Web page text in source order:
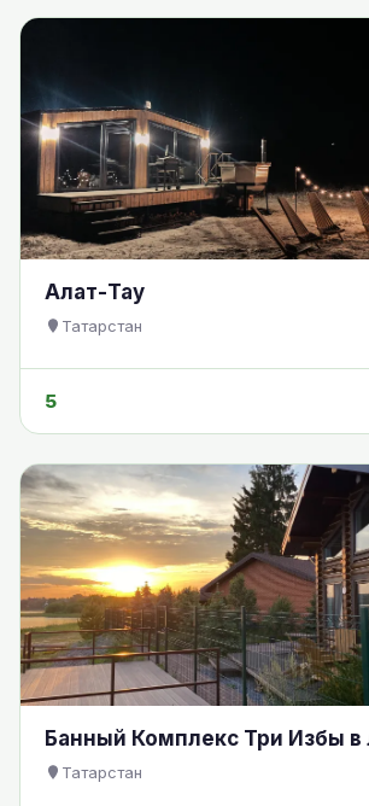
Алат-Тау
Татарстан
5
Банный Комплекс Три Избы
Татарстан